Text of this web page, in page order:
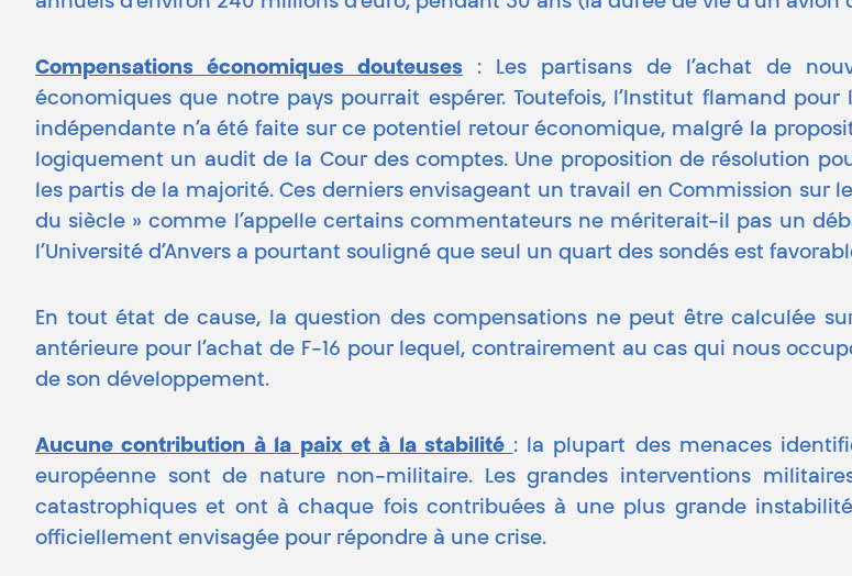
Compensations économiques douteuses : Les partisans de l’achat de
économiques que notre pays pourrait espérer. Toutefois, l’Institut flamand
indépendante n’a été faite sur ce potentiel retour économique, malgré la
logiquement un audit de la Cour des comptes. Une proposition de résolution
les partis de la majorité. Ces derniers envisageant un travail en Commission sur
du siècle » comme l’appelle certains commentateurs ne mériterait-il pas un
l’Université d’Anvers a pourtant souligné que seul un quart des sondés est
En tout état de cause, la question des compensations ne peut être calculée
antérieure pour l’achat de F-16 pour lequel, contrairement au cas qui nous
de son développement.
Aucune contribution à la paix et à la stabilité : la plupart des menaces
européenne sont de nature non-militaire. Les grandes interventions
catastrophiques et ont à chaque fois contribuées à une plus grande
officiellement envisagée pour répondre à une crise.